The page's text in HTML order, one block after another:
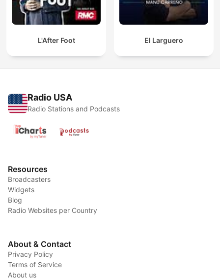
L'After Foot El Larguero
Radio USA
Radio Stations and Podcasts
Resources
Broadcasters
Widgets
Blog
Radio Websites per Country
About & Contact
Privacy Policy
Terms of Service
About us